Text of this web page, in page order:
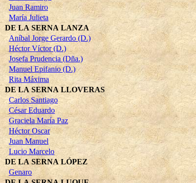
Juan Ramiro
María Julieta
DE LA SERNA LANZA
Aníbal Jorge Gerardo (D.)
Héctor Víctor (D.)
Josefa Prudencia (Dña.)
Manuel Epifanio (D.)
Rita Máxima
DE LA SERNA LLOVERAS
Carlos Santiago
César Eduardo
Graciela María Paz
Héctor Oscar
Juan Manuel
Lucio Marcelo
DE LA SERNA LÓPEZ
Genaro